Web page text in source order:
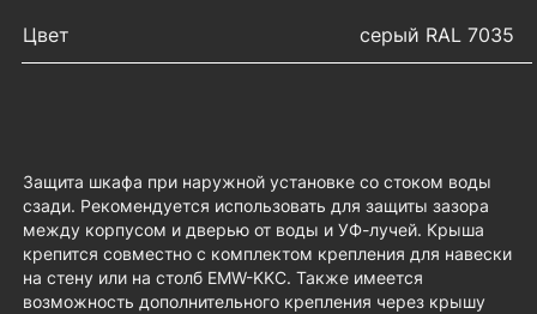
Цвет серый RAL 7035
Защита шкафа при наружной установке со стоком воды
сзади. Рекомендуется использовать для защиты зазора
между корпусом и дверью от воды и УФ-лучей. Крыша
крепится совместно с комплектом крепления для навески
на стену или на столб EMW-KKC. Также имеется
возможность дополнительного крепления через крышу